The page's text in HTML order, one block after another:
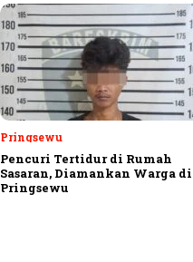
Pringsewu
Pencuri Tertidur di Rumah
Sasaran, Diamankan Warga di
Pringsewu